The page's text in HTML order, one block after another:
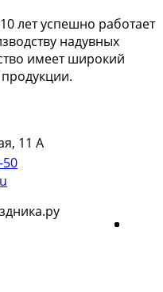
лет успешно работает
надувных
имеет широкий
11 А
50